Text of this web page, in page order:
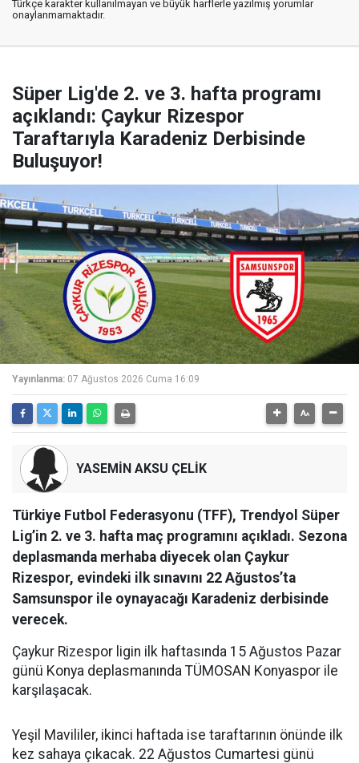
Türkçe karakter kullanılmayan ve büyük harflerle yazılmış yorumlar
onaylanmamaktadır.
Süper Lig'de 2. ve 3. hafta programı
açıklandı: Çaykur Rizespor
Taraftarıyla Karadeniz Derbisinde
Buluşuyor!
Yayınlanma: 07 Ağustos 2026 Cuma 16:09
YASEMİN AKSU ÇELİK
Türkiye Futbol Federasyonu (TFF), Trendyol Süper
Lig’in 2. ve 3. hafta maç programını açıkladı. Sezona
deplasmanda merhaba diyecek olan Çaykur
Rizespor, evindeki ilk sınavını 22 Ağustos’ta
Samsunspor ile oynayacağı Karadeniz derbisinde
verecek.
Çaykur Rizespor ligin ilk haftasında 15 Ağustos Pazar
günü Konya deplasmanında TÜMOSAN Konyaspor ile
karşılaşacak.
Yeşil Mavililer, ikinci haftada ise taraftarının önünde ilk
kez sahaya çıkacak. 22 Ağustos Cumartesi günü